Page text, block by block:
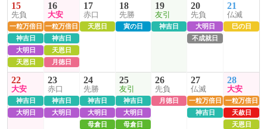
15
先負
一粒万倍日
神吉日
大明日
天恩日
16
大安
一粒万倍日
神吉日
天恩日
月徳日
17
赤口
天恩日
18
先勝
寅の日
19
友引
神吉日
20
先負
大明日
不成就日
21
仏滅
巳の日
22
大安
神吉日
大明日
23
赤口
神吉日
大明日
24
先勝
神吉日
大明日
母倉日
25
友引
神吉日
大明日
母倉日
26
先負
月徳日
27
仏滅
一粒万倍日
神吉日
28
大安
一粒万倍日
天赦日
天恩日